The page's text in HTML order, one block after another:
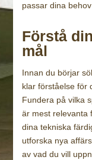
passar dina
Förstå
mål
Innan du börjar
klar förståelse för
Fundera på vilka
är mest relevanta
dina tekniska
utforska nya
av vad du vill